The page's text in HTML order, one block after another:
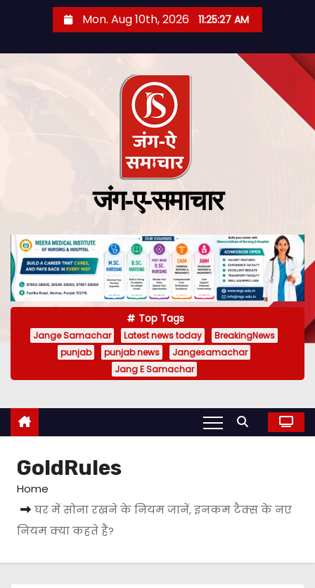
Mon. Aug 10th, 2026 11:25:28 AM
जंग-ए-समाचार
Top Tags
Jange Samachar Latest news today
BreakingNews
punjab
punjab news
Jangesamachar
Jang E Samachar
GoldRules
Home
घर में सोना रखने के नियम जानें, इनकम टैक्स के नए
नियम क्या कहते हैं?